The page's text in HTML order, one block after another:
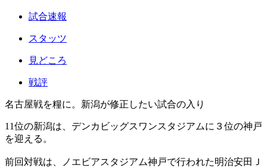
試合速報
スタッツ
見どころ
戦評
名古屋戦を糧に。新潟が修正したい試合の入り
11位の新潟は、デンカビッグスワンスタジアムに３位の神戸
を迎える。
前回対戦は、ノエビアスタジアム神戸で行われた明治安田Ｊ